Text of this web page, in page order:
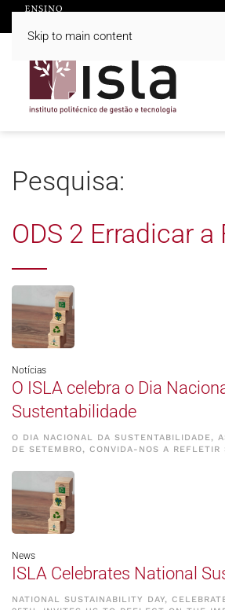
Skip to main content
Pesquisa:
ODS 2 Erradicar a
Notícias
O ISLA celebra o Dia
Sustentabilidade
O DIA NACIONAL DA SUSTENTABILIDADE,
DE SETEMBRO, CONVIDA-NOS A REFLETIR
News
ISLA Celebrates National
NATIONAL SUSTAINABILITY DAY,